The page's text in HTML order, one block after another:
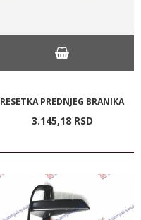
RESETKA PREDNJEG BRANIKA
3.145,18 RSD